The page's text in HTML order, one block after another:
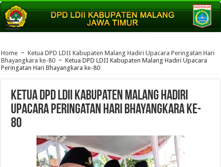
Home ~ Ketua DPD LDII Kabupaten Malang Hadiri Upacara Peringatan Hari
Bhayangkara ke-80 ~ Ketua DPD LDII Kabupaten Malang Hadiri Upacara
Peringatan Hari Bhayangkara ke-80
Ketua DPD LDII Kabupaten Malang Hadiri
Upacara Peringatan Hari Bhayangkara ke-
80